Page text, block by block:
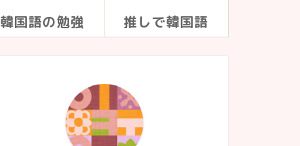
韓国語の勉強 推しで韓国語